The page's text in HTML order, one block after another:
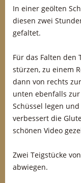
In einer geölten
diesen zwei
gefaltet.
Für das Falten den
stürzen, zu einem
dann von rechts
unten ebenfalls
Schüssel legen
verbessert die
schönen Video
Zwei Teigstücke
abwiegen.